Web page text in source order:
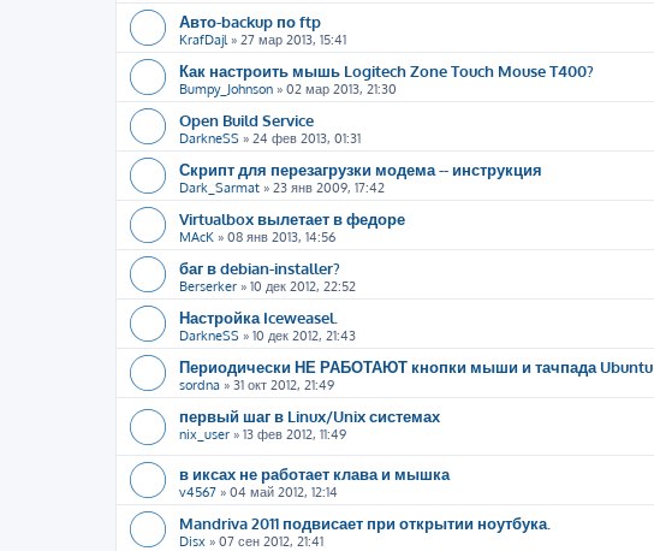
Авто-backup по ftp
KrafDajl» 27 мар 2013, 15:41
Как настроить мышь Logitech Zone Touch Mouse T400?
Bumpy_Johnson » 02 мар 2013, 21:30
Open Build Service
DarkneSS » 24 фев 2013, 01:31
Скрипт для перезагрузки модема -- инструкция
Dark_Sarmat » 23 янв 2009, 17:42
Virtualbox вылетает в федоре
MAcK » 08 янв 2013, 14:56
баг в debian-installer?
Berserker » 10 дек 2012, 22:52
Настройка Iceweasel.
DarkneSS » 10 дек 2012, 21:43
Периодически НЕ РАБОТАЮТ кнопки мыши и тачпада Ubuntu
sordna » 31 окт 2012, 21:49
первый шаг в Linux/Unix системах
nix_user » 13 фев 2012, 11:49
в иксах не работает клава и мышка
v4567 » 04 май 2012, 12:14
Mandriva 2011 подвисает при открытии ноутбука.
Disx » 07 сен 2012, 21:41